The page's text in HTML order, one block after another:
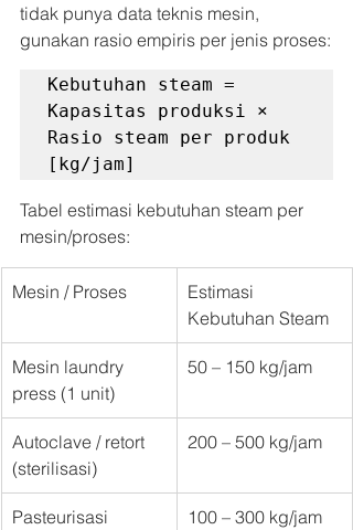
tidak punya data teknis mesin,
gunakan rasio empiris per jenis proses:
Kebutuhan steam =
Kapasitas produksi ×
Rasio steam per produk
[kg/jam]
Tabel estimasi kebutuhan steam per
mesin/proses:
Mesin / Proses
Estimasi
Kebutuhan Steam
Mesin laundry
press (1 unit)
50 – 150 kg/jam
Autoclave / retort
(sterilisasi)
200 – 500 kg/jam
Pasteurisasi
100 – 300 kg/jam